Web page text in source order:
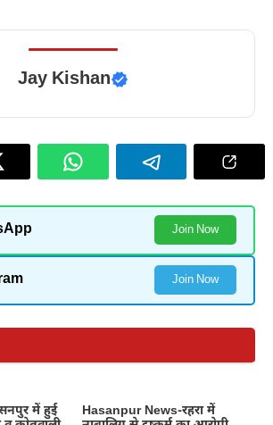
Jay Kishan
Join Now
Join Now
में हुई
Hasanpur News-रहरा में